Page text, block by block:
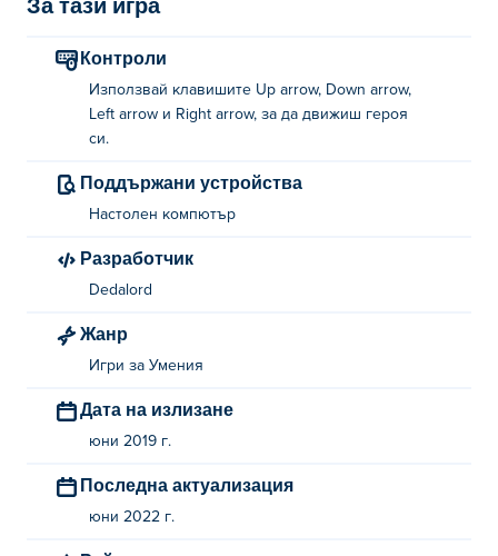
Контроли
Използвай клавишите Up arrow, Down arrow,
Left arrow и Right arrow, за да движиш героя
си.
Поддържани устройства
Настолен компютър
Разработчик
Dedalord
Жанр
Игри за Умения
Дата на излизане
юни 2019 г.
Последна актуализация
юни 2022 г.